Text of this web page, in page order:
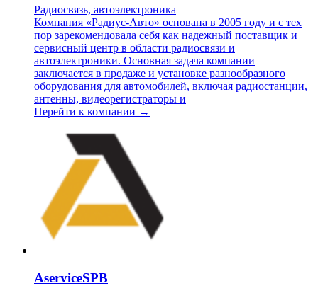
Радиосвязь, автоэлектроника
Компания «Радиус-Авто» основана в 2005 году и с тех
пор зарекомендовала себя как надежный поставщик и
сервисный центр в области радиосвязи и
автоэлектроники. Основная задача компании
заключается в продаже и установке разнообразного
оборудования для автомобилей, включая радиостанции,
антенны, видеорегистраторы и
Перейти к компании →
AserviceSPB